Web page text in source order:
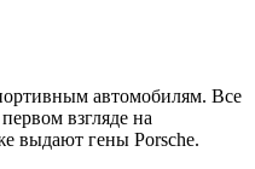
автомобилям. Все
взгляде на
выдают гены Porsche.